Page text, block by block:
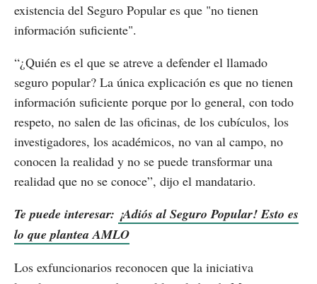
existencia del Seguro Popular es que "no tienen
información suficiente".
“¿Quién es el que se atreve a defender el llamado
seguro popular? La única explicación es que no tienen
información suficiente porque por lo general, con todo
respeto, no salen de las oficinas, de los cubículos, los
investigadores, los académicos, no van al campo, no
conocen la realidad y no se puede transformar una
realidad que no se conoce”, dijo el mandatario.
Te puede interesar: ¡Adiós al Seguro Popular! Esto es
lo que plantea AMLO
Los exfuncionarios reconocen que la iniciativa